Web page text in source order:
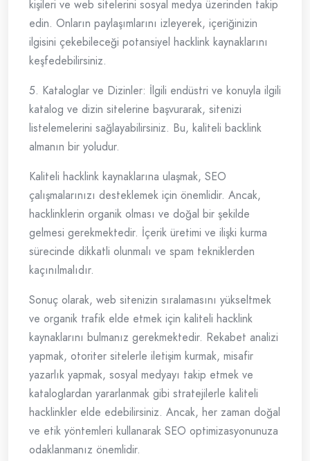
kişileri ve web sitelerini sosyal medya üzerinden takip
edin. Onların paylaşımlarını izleyerek, içeriğinizin
ilgisini çekebileceği potansiyel hacklink kaynaklarını
keşfedebilirsiniz.
5. Kataloglar ve Dizinler: İlgili endüstri ve konuyla ilgili
katalog ve dizin sitelerine başvurarak, sitenizi
listelemelerini sağlayabilirsiniz. Bu, kaliteli backlink
almanın bir yoludur.
Kaliteli hacklink kaynaklarına ulaşmak, SEO
çalışmalarınızı desteklemek için önemlidir. Ancak,
hacklinklerin organik olması ve doğal bir şekilde
gelmesi gerekmektedir. İçerik üretimi ve ilişki kurma
sürecinde dikkatli olunmalı ve spam tekniklerden
kaçınılmalıdır.
Sonuç olarak, web sitenizin sıralamasını yükseltmek
ve organik trafik elde etmek için kaliteli hacklink
kaynaklarını bulmanız gerekmektedir. Rekabet analizi
yapmak, otoriter sitelerle iletişim kurmak, misafir
yazarlık yapmak, sosyal medyayı takip etmek ve
kataloglardan yararlanmak gibi stratejilerle kaliteli
hacklinkler elde edebilirsiniz. Ancak, her zaman doğal
ve etik yöntemleri kullanarak SEO optimizasyonunuza
odaklanmanız önemlidir.